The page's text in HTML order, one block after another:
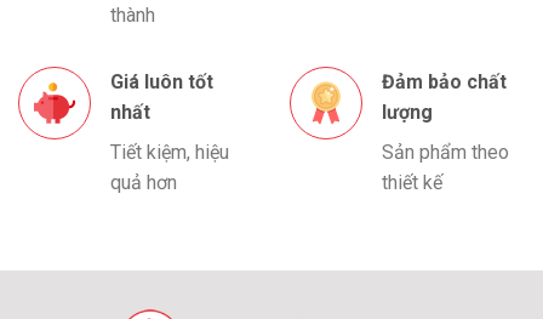
thành
Giá luôn tốt
nhất
Tiết kiệm, hiệu
quả hơn
Đảm bảo chất
lượng
Sản phẩm theo
thiết kế